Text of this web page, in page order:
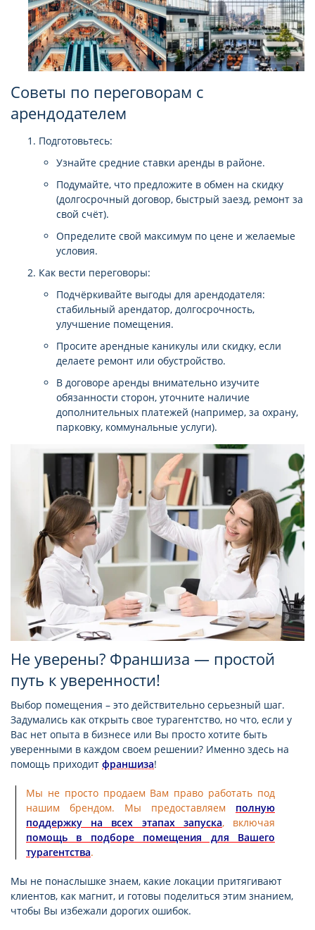
Советы по переговорам с
арендодателем
Подготовьтесь:
Узнайте средние ставки аренды в районе.
Подумайте, что предложите в обмен на скидку
(долгосрочный договор, быстрый заезд, ремонт за
свой счёт).
Определите свой максимум по цене и желаемые
условия.
Как вести переговоры:
Подчёркивайте выгоды для арендодателя:
стабильный арендатор, долгосрочность,
улучшение помещения.
Просите арендные каникулы или скидку, если
делаете ремонт или обустройство.
В договоре аренды внимательно изучите
обязанности сторон, уточните наличие
дополнительных платежей (например, за охрану,
парковку, коммунальные услуги).
Не уверены? Франшиза — простой
путь к уверенности!
Выбор помещения – это действительно серьезный шаг.
Задумались как открыть свое турагентство, но что, если у
Вас нет опыта в бизнесе или Вы просто хотите быть
уверенными в каждом своем решении? Именно здесь на
помощь приходит франшиза!
Мы не просто продаем Вам право работать под
нашим брендом. Мы предоставляем полную
поддержку на всех этапах запуска, включая
помощь в подборе помещения для Вашего
турагентства.
Мы не понаслышке знаем, какие локации притягивают
клиентов, как магнит, и готовы поделиться этим знанием,
чтобы Вы избежали дорогих ошибок.